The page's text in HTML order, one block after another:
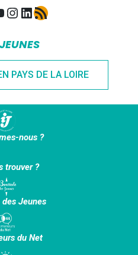
Instagram
LinkedIn
Flux RSS
PAYS DE LA LOIRE
nous ?
trouver ?
Jeunes
du Net